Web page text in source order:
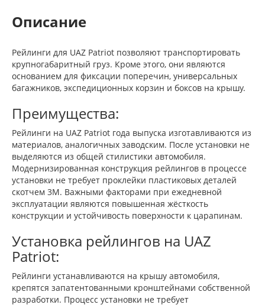
Описание
Рейлинги для UAZ Patriot позволяют транспортировать
крупногабаритный груз. Кроме этого, они являются
основанием для фиксации поперечин, универсальных
багажников, экспедиционных корзин и боксов на крышу.
Преимущества:
Рейлинги на UAZ Patriot года выпуска изготавливаются из
материалов, аналогичных заводским. После установки не
выделяются из общей стилистики автомобиля.
Модернизированная конструкция рейлингов в процессе
установки не требует проклейки пластиковых деталей
скотчем 3М. Важными факторами при ежедневной
эксплуатации являются повышенная жёсткость
конструкции и устойчивость поверхности к царапинам.
Установка рейлингов на UAZ
Patriot:
Рейлинги устанавливаются на крышу автомобиля,
крепятся запатентованными кронштейнами собственной
разработки. Процесс установки не требует